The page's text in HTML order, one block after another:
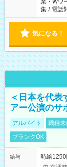
業・Wワ
集 / 電話
気になる！
＜日本を代表
アー公演のサ
アルバイト 職種
ブランクOK
給与
時給1250